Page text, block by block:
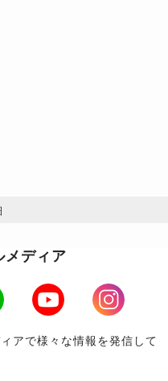
メディア
Youtube
Instagram
アで様々な情報を発信して